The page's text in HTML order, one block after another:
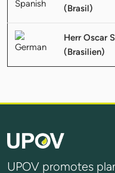
(Brasil)
Herr Oscar
(Brasilien)
UPOV promotes